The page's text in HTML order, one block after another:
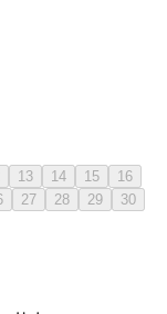
13 14 15
16
27 28 29
30